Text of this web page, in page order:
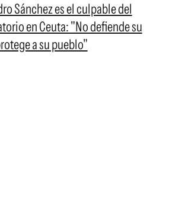
Sánchez es el culpable del
en Ceuta: "No defiende su
a su pueblo"